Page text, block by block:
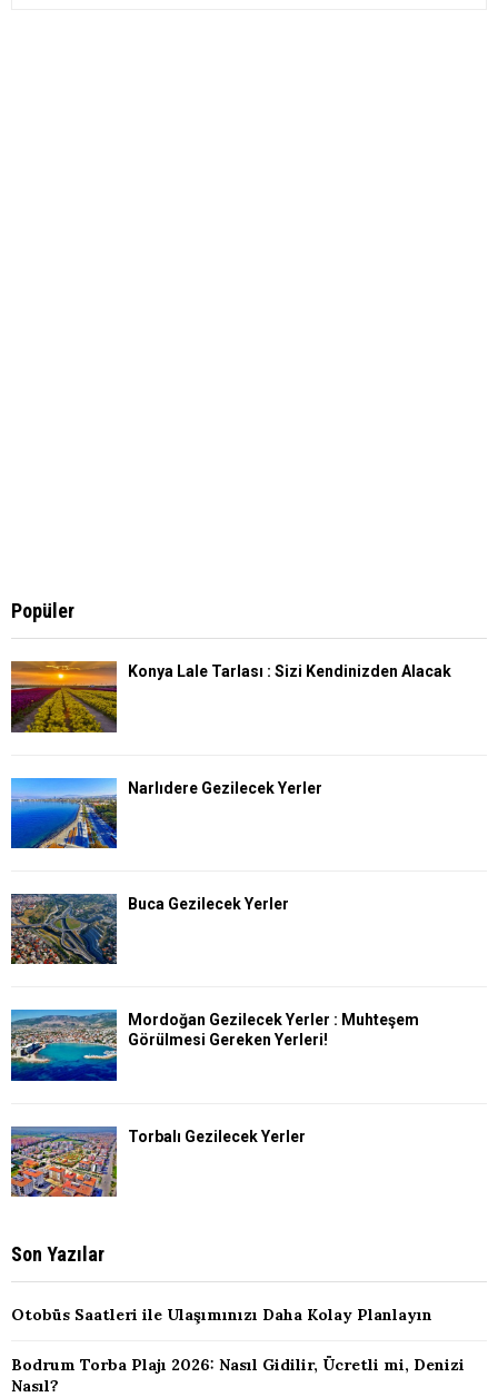
Popüler
Konya Lale Tarlası : Sizi Kendinizden Alacak
Narlıdere Gezilecek Yerler
Buca Gezilecek Yerler
Mordoğan Gezilecek Yerler : Muhteşem
Görülmesi Gereken Yerleri!
Torbalı Gezilecek Yerler
Son Yazılar
Otobüs Saatleri ile Ulaşımınızı Daha Kolay Planlayın
Bodrum Torba Plajı 2026: Nasıl Gidilir, Ücretli mi, Denizi
Nasıl?